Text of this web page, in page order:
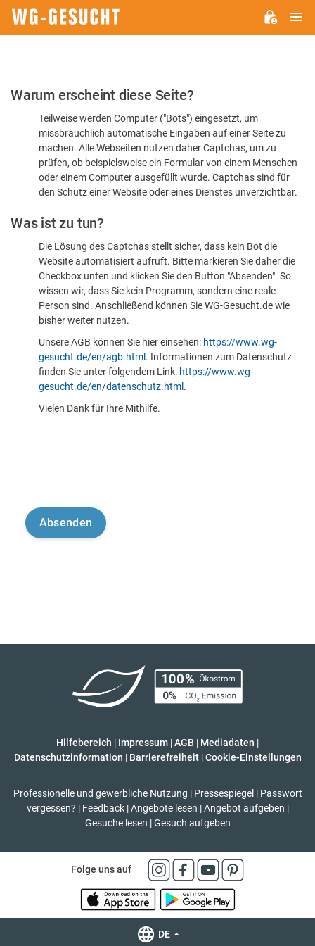
Bitte
dass
sind
Warum erscheint diese Seite?
Teilweise werden Computer ("Bots") eingesetzt, um
missbräuchlich automatische Eingaben auf einer Seite zu
machen. Alle Webseiten nutzen daher Captchas, um zu
prüfen, ob beispielsweise ein Formular von einem Menschen
oder einem Computer ausgefüllt wurde. Captchas sind für
den Schutz einer Website oder eines Dienstes unverzichtbar.
Was ist zu tun?
Die Lösung des Captchas stellt sicher, dass kein Bot die
Website automatisiert aufruft. Bitte markieren Sie daher die
Checkbox unten und klicken Sie den Button "Absenden". So
wissen wir, dass Sie kein Programm, sondern eine reale
Person sind. Anschließend können Sie WG-Gesucht.de wie
bisher weiter nutzen.
Unsere AGB können Sie hier einsehen: https://www.wg-
gesucht.de/en/agb.html . Informationen zum Datenschutz
finden Sie unter folgendem Link: https://www.wg-
gesucht.de/en/datenschutz.html .
Vielen Dank für Ihre Mithilfe.
Hilfebereich | Impressum |AGB | Mediadaten |
Datenschutzinformation | Barrierefreiheit | Cookie-Einstellungen
Professionelle und gewerbliche Nutzung | Pressespiegel | Passwort
vergessen? | Feedback | Angebote lesen | Angebot aufgeben |
Gesuche lesen | Gesuch aufgeben
Folge uns auf
DE